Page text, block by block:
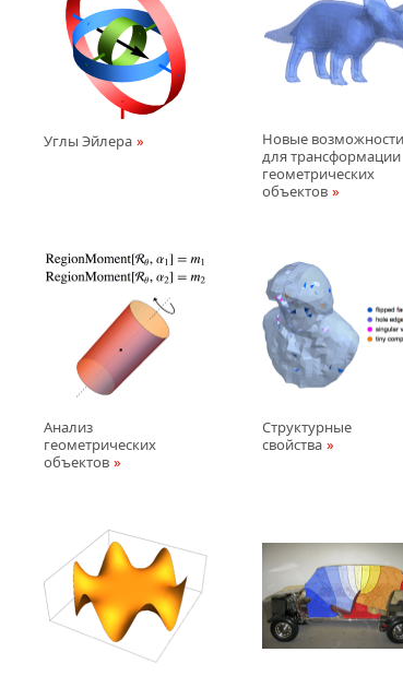
Углы Эйлера
Новые возможности
для трансформации
геометрических
объектов
Анализ
геометрических
объектов
Структурные
свойства